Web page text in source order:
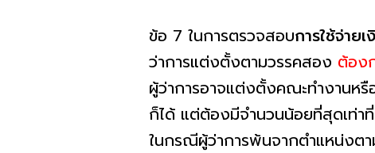
ข้อ 7 ในการตรวจสอบการใช้จ่าย
ว่าการแต่งตั้งตามวรรคสอง ต้อง
ผู้ว่าการอาจแต่งตั้งคณะทํางานหรื
ก็ได้ แต่ต้องมีจํานวนน้อยที่สุดเท่าที่
ในกรณีผู้ว่าการพ้นจากตําแหน่งต